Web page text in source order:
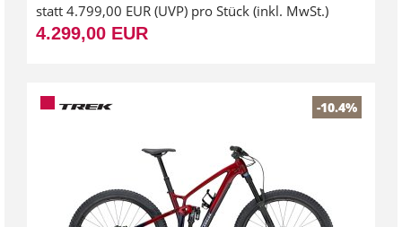
statt 4.799,00 EUR (UVP) pro Stück (inkl. MwSt.)
4.299,00 EUR
-10.4%